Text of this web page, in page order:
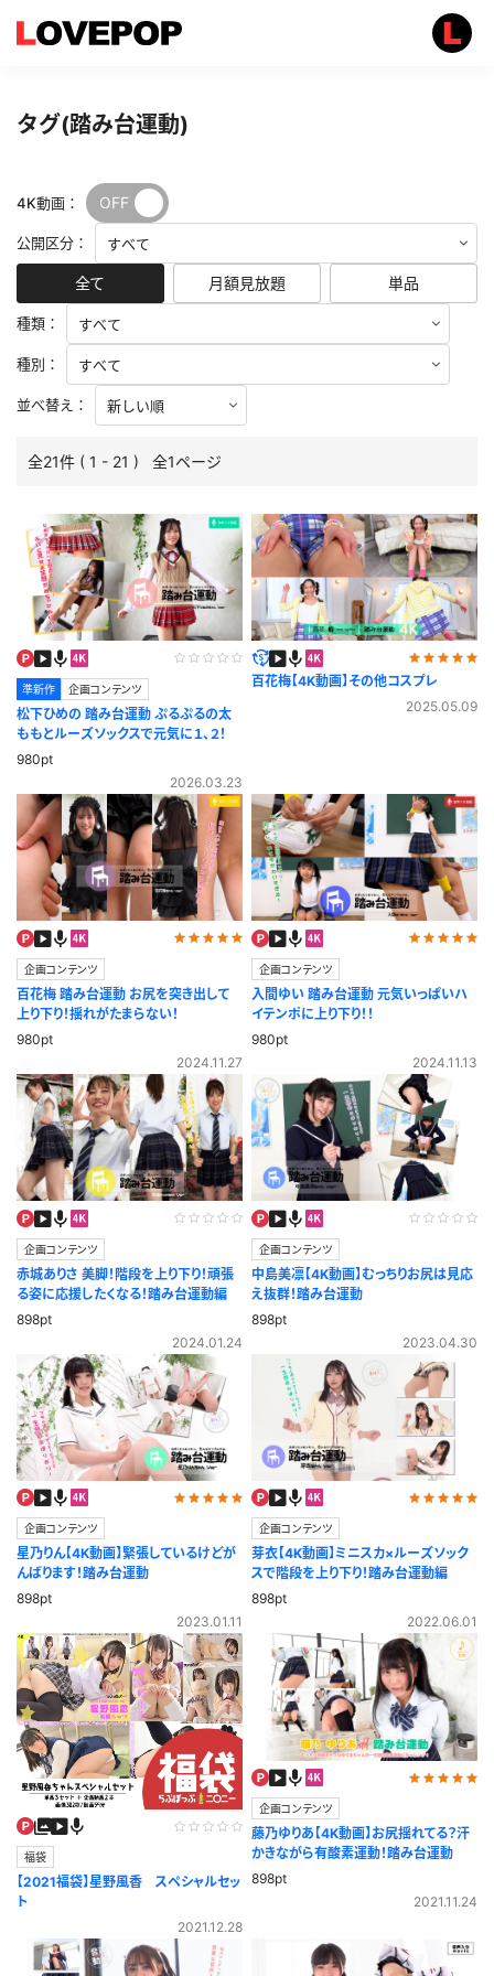
タグ(踏み台運動)
全て 月額見放題 単品
種類：
種別：
並べ替え：
4K動画： OFF
公開区分：
全21件 ( 1 - 21 ) 全1ページ
準新作 企画コンテンツ
松下ひめの 踏み台運動 ぷるぷるの太
ももとルーズソックスで元気に１、２！
980pt
2026.03.23
百花梅【4K動画】その他コスプレ
2025.05.09
企画コンテンツ
百花梅 踏み台運動 お尻を突き出して
上り下り！揺れがたまらない！
980pt
2024.11.27
企画コンテンツ
入間ゆい 踏み台運動 元気いっぱいハ
イテンポに上り下り！！
980pt
2024.11.13
企画コンテンツ
赤城ありさ 美脚！階段を上り下り！頑張
る姿に応援したくなる！踏み台運動編
898pt
2024.01.24
企画コンテンツ
中島美凛【4K動画】むっちりお尻は見応
え抜群！踏み台運動
898pt
2023.04.30
企画コンテンツ
星乃りん【4K動画】緊張しているけどが
んばります！踏み台運動
898pt
2023.01.11
企画コンテンツ
芽衣【4K動画】ミニスカ×ルーズソック
スで階段を上り下り！踏み台運動編
898pt
2022.06.01
福袋
【2021福袋】星野風香 スペシャルセッ
ト
2021.12.28
企画コンテンツ
藤乃ゆりあ【4K動画】お尻揺れてる？汗
かきながら有酸素運動！踏み台運動
898pt
2021.11.24